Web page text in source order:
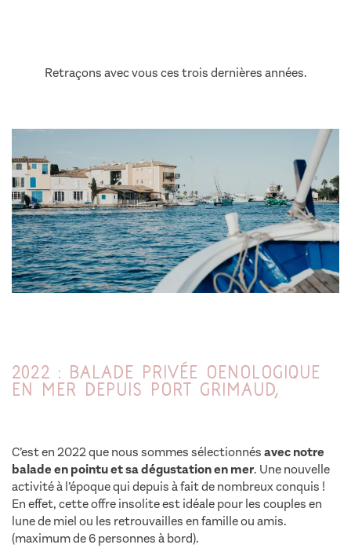
Retraçons avec vous ces trois dernières années.
2022 : Balade privée oenologique
en mer depuis Port Grimaud,
C’est en 2022 que nous sommes sélectionnésavec notre
balade en pointu et sa dégustation en mer. Une nouvelle
activité à l’époque qui depuis à fait de nombreux conquis !
En effet, cette offre insolite est idéale pour les couples en
lune de miel ou les retrouvailles en famille ou amis.
(maximum de 6 personnes à bord).